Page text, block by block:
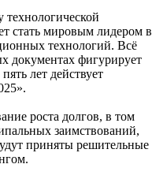
технологической
стать мировым лидером в
технологий. Всё
документах фигурирует
лет действует
роста долгов, в том
заимствований,
приняты решительные